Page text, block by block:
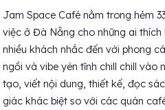
Jam Space Café nằm trong hẻm
việc ở Đà Nẵng cho những ai
nhiều khách nhắc đến với phong
ngồi và vibe yên tĩnh chill chill vào
tạo, viết nội dung, thiết kế, đọc
giác khác biệt so với các quán